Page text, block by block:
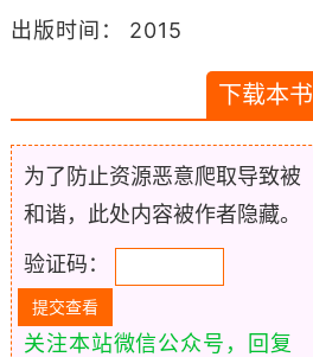
出版时间： 2015
下载本书
为了防止资源恶意爬取导致被
和谐，此处内容被作者隐藏。
验证码：
关注本站微信公众号，回复